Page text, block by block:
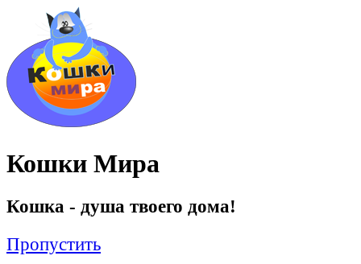
Кошки Мира
Кошка - душа твоего дома!
Пропустить